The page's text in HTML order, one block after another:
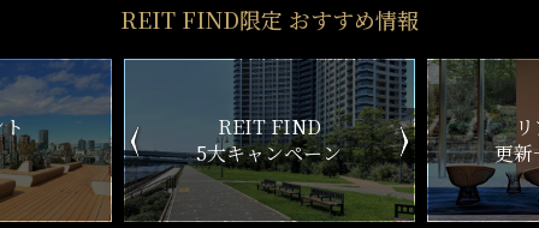
REIT FIND限定 おすすめ情報
ン
リアルタイム
更新一覧チェック
新